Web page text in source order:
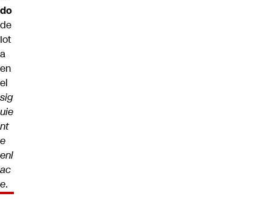
do
de
Iot
a
en
el
sig
uie
nt
e
enl
ac
e.